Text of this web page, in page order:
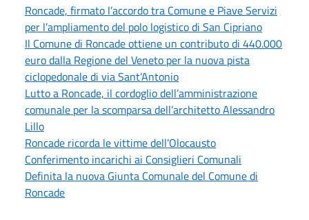
Roncade, firmato l’accordo tra Comune e Piave Servizi
per l’ampliamento del polo logistico di San Cipriano
Il Comune di Roncade ottiene un contributo di 440.000
euro dalla Regione del Veneto per la nuova pista
ciclopedonale di via Sant’Antonio
Lutto a Roncade, il cordoglio dell’amministrazione
comunale per la scomparsa dell’architetto Alessandro
Lillo
Roncade ricorda le vittime dell’Olocausto
Conferimento incarichi ai Consiglieri Comunali
Definita la nuova Giunta Comunale del Comune di
Roncade